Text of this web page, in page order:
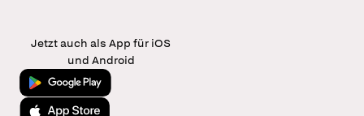
Jetzt auch als App für iOS
und Android
Jetzt bei Google Play
Laden im App Store